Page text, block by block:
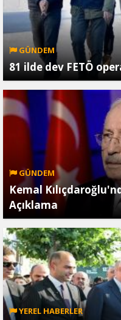
GÜNDEM
81 ilde dev FETÖ
GÜNDEM
Kemal
Açıklama
YEREL HABERLER